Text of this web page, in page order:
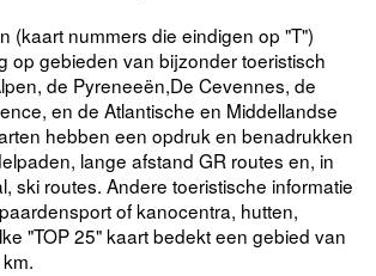
(kaart nummers die eindigen op "T")
op gebieden van bijzonder toeristisch
de Pyreneeën,De Cevennes, de
en de Atlantische en Middellandse
hebben een opdruk en benadrukken
lange afstand GR routes en, in
ski routes. Andere toeristische informatie
of kanocentra, hutten,
"TOP 25" kaart bedekt een gebied van